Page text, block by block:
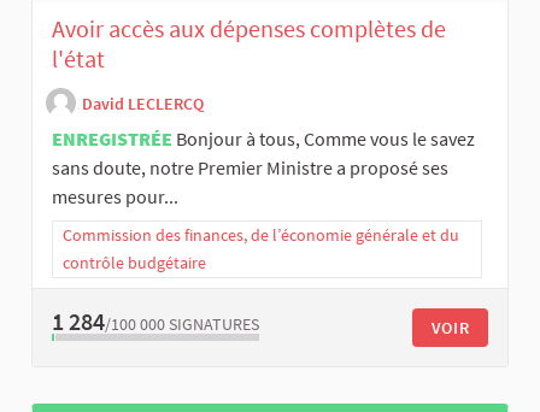
Avoir accès aux dépenses complètes de
l'état
David LECLERCQ
ENREGISTRÉE Bonjour à tous, Comme vous le savez
sans doute, notre Premier Ministre a proposé ses
mesures pour...
Commission des finances, de l’économie générale et du
contrôle budgétaire
1 284/100 000 SIGNATURES VOIR